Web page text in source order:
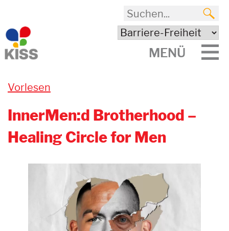
MENÜ
Vorlesen
InnerMen:d Brotherhood –
Healing Circle for Men